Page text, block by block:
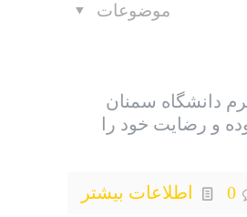
موضوعات
محترم دانشگاه سمنان
و رضایت خود را
0 اطلاعات بیشتر